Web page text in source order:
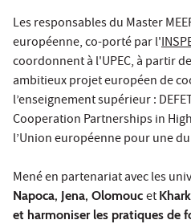
Les responsables du Master
européenne, co-porté par l'
coordonnent à l'UPEC, à partir
ambitieux projet européen de
l’enseignement supérieur :
Cooperation Partnerships in
l’Union européenne pour une
Mené en partenariat avec les
Napoca, Jena, Olomouc et
et harmoniser les pratiques de